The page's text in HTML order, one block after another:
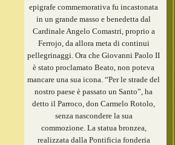
epigrafe commemorativa fu incastonata
in un grande masso e benedetta dal
Cardinale Angelo Comastri, proprio a
Ferrojo, da allora meta di continui
pellegrinaggi. Ora che Giovanni Paolo II
è stato proclamato Beato, non poteva
mancare una sua icona. “Per le strade del
nostro paese è passato un Santo”, ha
detto il Parroco, don Carmelo Rotolo,
senza nascondere la sua
commozione.La statua bronzea,
realizzata dalla Pontificia fonderia